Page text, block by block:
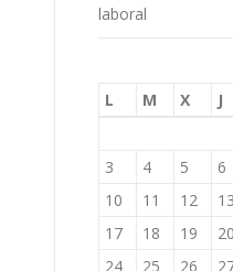
laboral
L M X J
3
4 5 6
10
11 12 13
17
18 19 20
24
25 26